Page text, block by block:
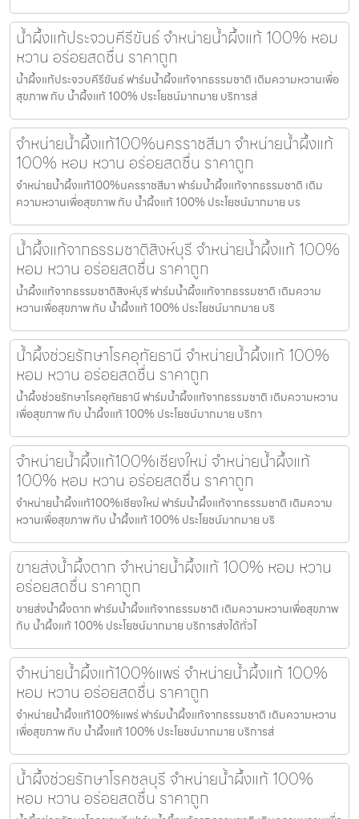
น้ำผึ้งแท้ประจวบคีรีขันธ์ จำหน่ายน้ำผึ้งแท้ 100% หอม
หวาน อร่อยสดชื่น ราคาถูก
น้ำผึ้งแท้ประจวบคีรีขันธ์ ฟาร์มน้ำผึ้งแท้จากธรรมชาติ เติมความหวานเพื่อ
สุขภาพ กับ น้ำผึ้งแท้ 100% ประโยชน์มากมาย บริการส่
จำหน่ายน้ำผึ้งแท้100%นครราชสีมา จำหน่ายน้ำผึ้งแท้
100% หอม หวาน อร่อยสดชื่น ราคาถูก
จำหน่ายน้ำผึ้งแท้100%นครราชสีมา ฟาร์มน้ำผึ้งแท้จากธรรมชาติ เติม
ความหวานเพื่อสุขภาพ กับ น้ำผึ้งแท้ 100% ประโยชน์มากมาย บร
น้ำผึ้งแท้จากธรรมชาติสิงห์บุรี จำหน่ายน้ำผึ้งแท้ 100%
หอม หวาน อร่อยสดชื่น ราคาถูก
น้ำผึ้งแท้จากธรรมชาติสิงห์บุรี ฟาร์มน้ำผึ้งแท้จากธรรมชาติ เติมความ
หวานเพื่อสุขภาพ กับ น้ำผึ้งแท้ 100% ประโยชน์มากมาย บริ
น้ำผึ้งช่วยรักษาโรคอุทัยธานี จำหน่ายน้ำผึ้งแท้ 100%
หอม หวาน อร่อยสดชื่น ราคาถูก
น้ำผึ้งช่วยรักษาโรคอุทัยธานี ฟาร์มน้ำผึ้งแท้จากธรรมชาติ เติมความหวาน
เพื่อสุขภาพ กับ น้ำผึ้งแท้ 100% ประโยชน์มากมาย บริกา
จำหน่ายน้ำผึ้งแท้100%เชียงใหม่ จำหน่ายน้ำผึ้งแท้
100% หอม หวาน อร่อยสดชื่น ราคาถูก
จำหน่ายน้ำผึ้งแท้100%เชียงใหม่ ฟาร์มน้ำผึ้งแท้จากธรรมชาติ เติมความ
หวานเพื่อสุขภาพ กับ น้ำผึ้งแท้ 100% ประโยชน์มากมาย บริ
ขายส่งน้ำผึ้งตาก จำหน่ายน้ำผึ้งแท้ 100% หอม หวาน
อร่อยสดชื่น ราคาถูก
ขายส่งน้ำผึ้งตาก ฟาร์มน้ำผึ้งแท้จากธรรมชาติ เติมความหวานเพื่อสุขภาพ
กับ น้ำผึ้งแท้ 100% ประโยชน์มากมาย บริการส่งได้ทั่วไ
จำหน่ายน้ำผึ้งแท้100%แพร่ จำหน่ายน้ำผึ้งแท้ 100%
หอม หวาน อร่อยสดชื่น ราคาถูก
จำหน่ายน้ำผึ้งแท้100%แพร่ ฟาร์มน้ำผึ้งแท้จากธรรมชาติ เติมความหวาน
เพื่อสุขภาพ กับ น้ำผึ้งแท้ 100% ประโยชน์มากมาย บริการส่
น้ำผึ้งช่วยรักษาโรคชลบุรี จำหน่ายน้ำผึ้งแท้ 100%
หอม หวาน อร่อยสดชื่น ราคาถูก